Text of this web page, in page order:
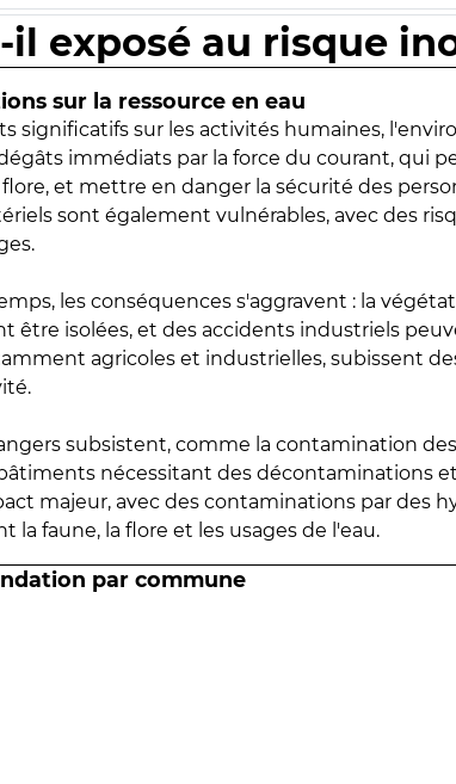
exposé au risque
sur la ressource en eau
significatifs sur les activités humaines,
immédiats par la force du courant, qui
et mettre en danger la sécurité des
sont également vulnérables, avec des
les conséquences s'aggravent : la
être isolées, et des accidents industriels
agricoles et industrielles, subissent
subsistent, comme la contamination
nécessitant des décontaminations
majeur, avec des contaminations par des
la faune, la flore et les usages de l'eau.
par commune